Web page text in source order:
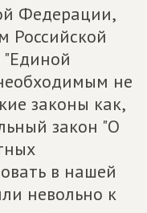
Федерации,
Российской
"Единой
не
законы как,
закон "О
в нашей
невольно к